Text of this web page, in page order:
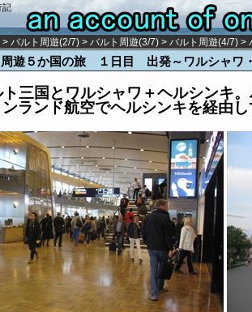
記
> バルト周遊(2/7) > バルト周遊(3/7) > バルト周遊(4/7) >
遊５か国の旅 １日目 出発～ワルシャワ
三国とワルシャワ＋ヘルシンキ
ランド航空でヘルシンキを経由